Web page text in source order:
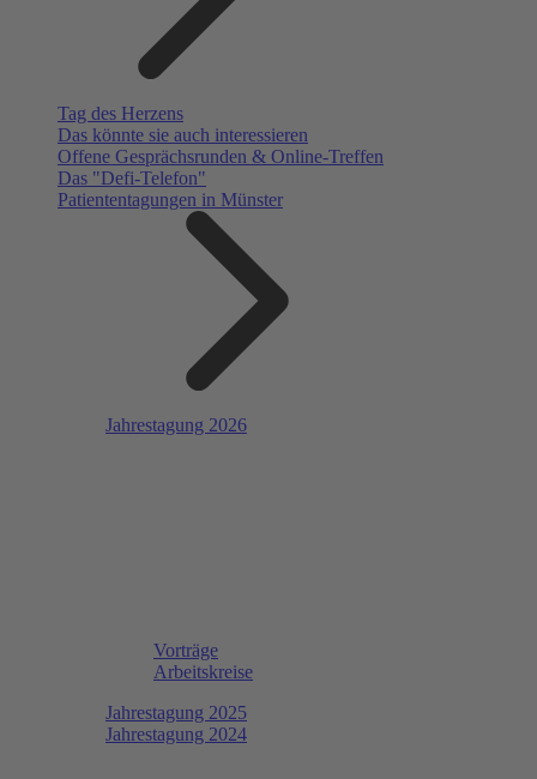
Tag des Herzens
Das könnte sie auch interessieren
Offene Gesprächsrunden & Online-Treffen
Das "Defi-Telefon"
Patiententagungen in Münster
Jahrestagung 2026
Vorträge
Arbeitskreise
Jahrestagung 2025
Jahrestagung 2024